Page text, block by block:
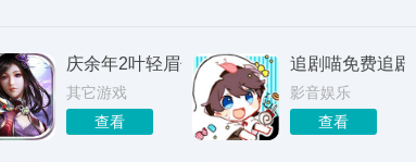
庆余年2叶轻眉传
其它游戏
查看
追剧喵免费追剧
影音娱乐
查看